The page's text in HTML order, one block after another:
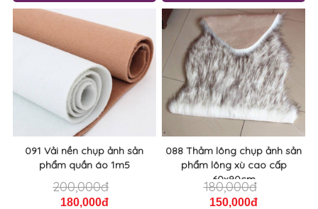
091 Vải nền chụp ảnh sản
phẩm quần áo 1m5
200,000đ
180,000đ
088 Thảm lông chụp ảnh sản
phẩm lông xù cao cấp
60x90cm
180,000đ
150,000đ